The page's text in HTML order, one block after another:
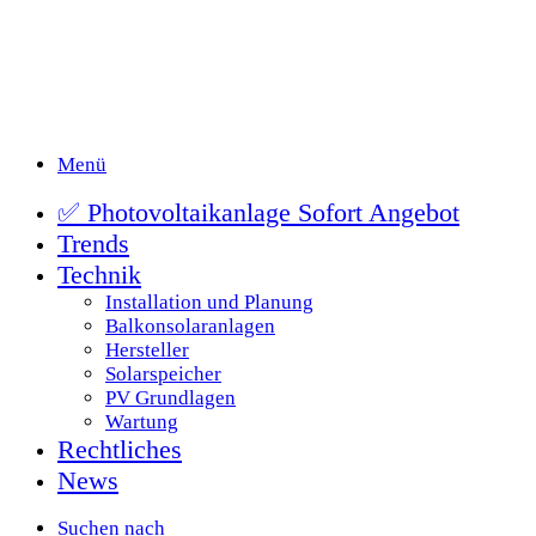
Menü
✅ Photovoltaikanlage Sofort Angebot
Trends
Technik
Installation und Planung
Balkonsolaranlagen
Hersteller
Solarspeicher
PV Grundlagen
Wartung
Rechtliches
News
Suchen nach